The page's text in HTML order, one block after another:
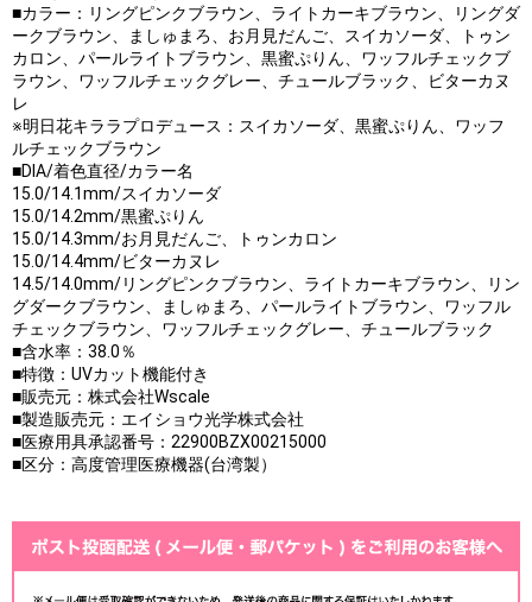
■カラー：リングピンクブラウン、ライトカーキブラウン、リングダ
ークブラウン、ましゅまろ、お月見だんご、スイカソーダ、トゥン
カロン、パールライトブラウン、黒蜜ぷりん、ワッフルチェックブ
ラウン、ワッフルチェックグレー、チュールブラック、ビターカヌ
レ
※明日花キララプロデュース：スイカソーダ、黒蜜ぷりん、ワッフ
ルチェックブラウン
■DIA/着色直径/カラー名
15.0/14.1mm/スイカソーダ
15.0/14.2mm/黒蜜ぷりん
15.0/14.3mm/お月見だんご、トゥンカロン
15.0/14.4mm/ビターカヌレ
14.5/14.0mm/リングピンクブラウン、ライトカーキブラウン、リン
グダークブラウン、ましゅまろ、パールライトブラウン、ワッフル
チェックブラウン、ワッフルチェックグレー、チュールブラック
■含水率：38.0％
■特徴：UVカット機能付き
■販売元：株式会社Wscale
■製造販売元：エイショウ光学株式会社
■医療用具承認番号：22900BZX00215000
■区分：高度管理医療機器(台湾製）